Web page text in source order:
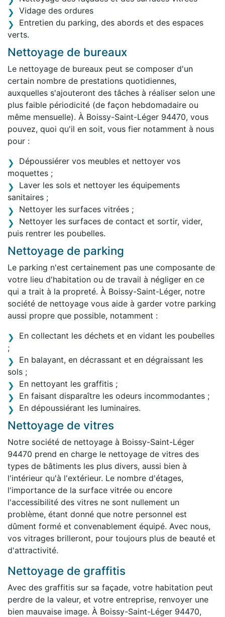
Vidage des ordures
Entretien du parking, des abords et des espaces
verts.
Nettoyage de bureaux
Le nettoyage de bureaux peut se composer d'un
certain nombre de prestations quotidiennes,
auxquelles s'ajouteront des tâches à réaliser selon une
plus faible périodicité (de façon hebdomadaire ou
même mensuelle). À Boissy-Saint-Léger 94470, vous
pouvez, quoi qu'il en soit, vous fier notamment à nous
pour :
Dépoussiérer vos meubles et nettoyer vos
moquettes ;
Laver les sols et nettoyer les équipements
sanitaires ;
Nettoyer les surfaces vitrées ;
Nettoyer les surfaces de contact et sortir, vider,
puis rentrer les poubelles.
Nettoyage de parking
Le parking n'est certainement pas une composante de
votre lieu d'habitation ou de travail à négliger en ce
qui a trait à la propreté. À Boissy-Saint-Léger, notre
société de nettoyage vous aide à garder votre parking
aussi propre que possible, notamment :
En collectant les déchets et en vidant les poubelles
;
En balayant, en décrassant et en dégraissant les
sols ;
En nettoyant les graffitis ;
En faisant disparaître les odeurs incommodantes ;
En dépoussiérant les luminaires.
Nettoyage de vitres
Notre société de nettoyage à Boissy-Saint-Léger
94470 prend en charge le nettoyage de vitres des
types de bâtiments les plus divers, aussi bien à
l'intérieur qu'à l'extérieur. Le nombre d'étages,
l'importance de la surface vitrée ou encore
l'accessibilité des vitres ne sont nullement un
problème, étant donné que notre personnel est
dûment formé et convenablement équipé. Avec nous,
vos vitrages brilleront, pour toujours plus de beauté et
d'attractivité.
Nettoyage de graffitis
Avec des graffitis sur sa façade, votre habitation peut
perdre de la valeur, et votre entreprise, renvoyer une
bien mauvaise image. À Boissy-Saint-Léger 94470,